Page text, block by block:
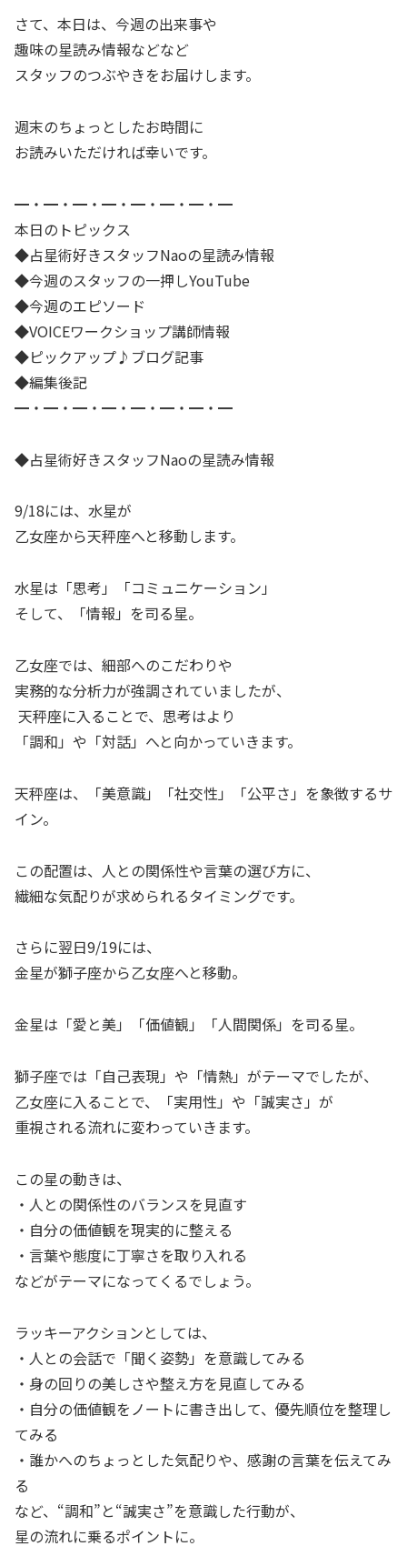
さて、本日は、今週の出来事や
趣味の星読み情報などなど
スタッフのつぶやきをお届けします。
週末のちょっとしたお時間に
お読みいただければ幸いです。
━・━・━・━・━・━・━・━
本日のトピックス
◆占星術好きスタッフNaoの星読み情報
◆今週のスタッフの一押しYouTube
◆今週のエピソード
◆VOICEワークショップ講師情報
◆ピックアップ♪ブログ記事
◆編集後記
━・━・━・━・━・━・━・━
◆占星術好きスタッフNaoの星読み情報
9/18には、水星が
乙女座から天秤座へと移動します。
水星は「思考」「コミュニケーション」
そして、「情報」を司る星。
乙女座では、細部へのこだわりや
実務的な分析力が強調されていましたが、
天秤座に入ることで、思考はより
「調和」や「対話」へと向かっていきます。
天秤座は、「美意識」「社交性」「公平さ」を象徴するサ
イン。
この配置は、人との関係性や言葉の選び方に、
繊細な気配りが求められるタイミングです。
さらに翌日9/19には、
金星が獅子座から乙女座へと移動。
金星は「愛と美」「価値観」「人間関係」を司る星。
獅子座では「自己表現」や「情熱」がテーマでしたが、
乙女座に入ることで、「実用性」や「誠実さ」が
重視される流れに変わっていきます。
この星の動きは、
・人との関係性のバランスを見直す
・自分の価値観を現実的に整える
・言葉や態度に丁寧さを取り入れる
などがテーマになってくるでしょう。
ラッキーアクションとしては、
・人との会話で「聞く姿勢」を意識してみる
・身の回りの美しさや整え方を見直してみる
・自分の価値観をノートに書き出して、優先順位を整理し
てみる
・誰かへのちょっとした気配りや、感謝の言葉を伝えてみ
る
など、“調和”と“誠実さ”を意識した行動が、
星の流れに乗るポイントに。